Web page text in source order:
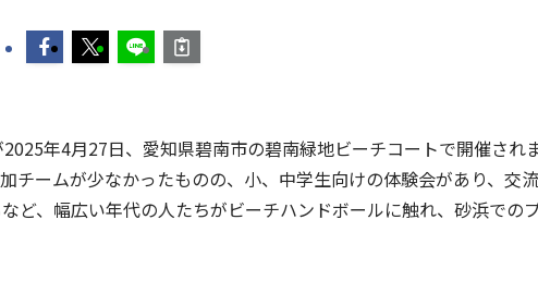
年4月27日、愛知県碧南市の碧南緑地ビーチコートで開催され
チームが少なかったものの、小、中学生向けの体験会があり、交流
ど、幅広い年代の人たちがビーチハンドボールに触れ、砂浜での